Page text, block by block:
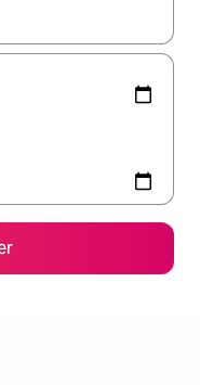
les flèches vers le